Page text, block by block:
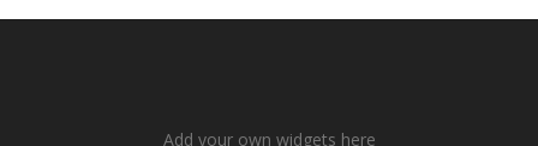
Add your own widgets here